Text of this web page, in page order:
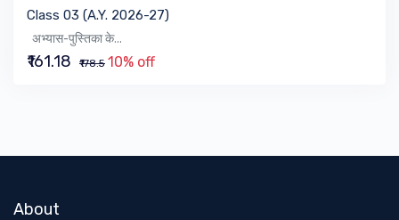
Class 03 (A.Y. 2026-27)
अभ्यास-पुस्तिका के...
₹161.18 ₹178.5 10% off
About